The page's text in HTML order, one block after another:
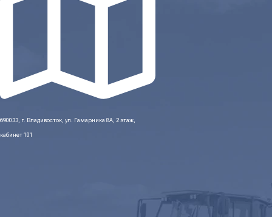
690033, г. Владивосток, ул. Гамарника 8А, 2 этаж,
кабинет 101